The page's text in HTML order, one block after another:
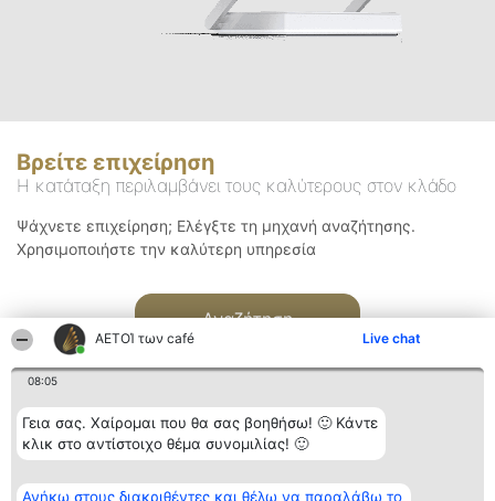
ΑΕΤΟΊ των café Live chat
08:05
Γεια σας. Χαίρομαι που θα σας βοηθήσω! 🙂 Κάντε
κλικ στο αντίστοιχο θέμα συνομιλίας! 🙂
Ανήκω στους διακριθέντες και θέλω να παραλάβω το
Βρείτε επιχείρηση
Η κατάταξη περιλαμβάνει τους καλύτερους στον κλάδο
Ψάχνετε επιχείρηση; Ελέγξτε τη μηχανή αναζήτησης.
Χρησιμοποιήστε την καλύτερη υπηρεσία
Αναζήτηση
Διοργανωτής της
κατάταξης
Κατάταξη
Διακριθέντες
Επικοινωνία
Επικοινωνία